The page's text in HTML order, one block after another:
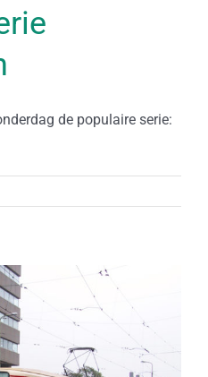
de populaire serie: